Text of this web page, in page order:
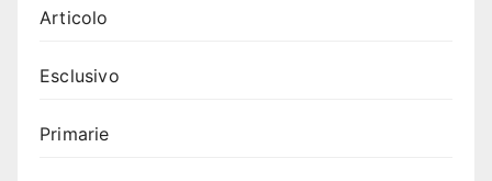
Articolo
Esclusivo
Primarie